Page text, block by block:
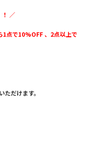
！ ／
1点で10%OFF 、2点以上で
だけます。